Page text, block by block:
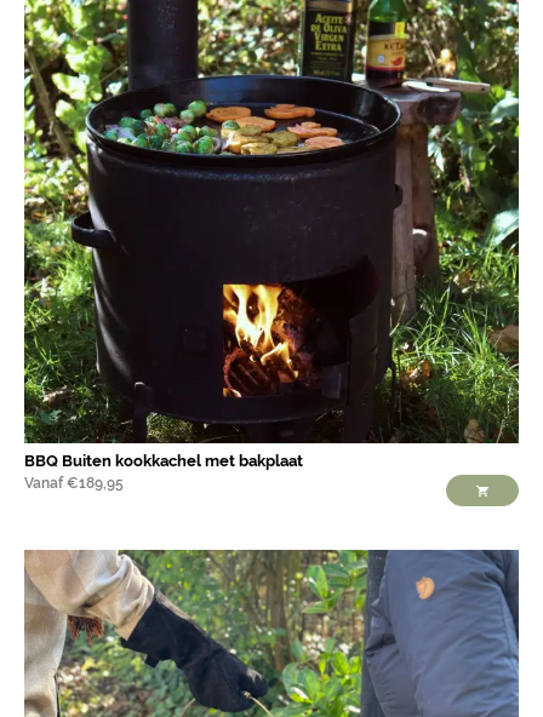
BBQ Buiten kookkachel met bakplaat
Vanaf €189,95